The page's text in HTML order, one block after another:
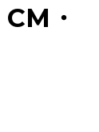
・